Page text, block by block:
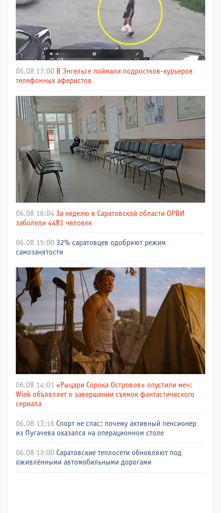
06.08 17:00 В Энгельсе поймали подростков-курьеров
телефонных аферистов
06.08 16:04 За неделю в Саратовской области ОРВИ
заболели 4481 человек
06.08 15:00 32% саратовцев одобряют режим
самозанятости
06.08 14:01 «Рыцари Сорока Островов» опустили меч:
Wink объявляет о завершении съемок фантастического
сериала
06.08 13:16 Спорт не спас: почему активный пенсионер
из Пугачева оказался на операционном столе
06.08 13:00 Саратовские теплосети обновляют под
оживлёнными автомобильными дорогами